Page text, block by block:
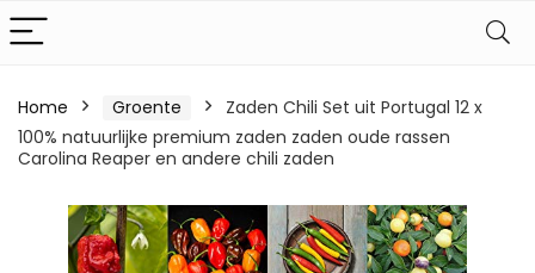
Home Groente
Zaden Chili Set uit Portugal 12 x
100% natuurlijke premium zaden zaden oude rassen
Carolina Reaper en andere chili zaden